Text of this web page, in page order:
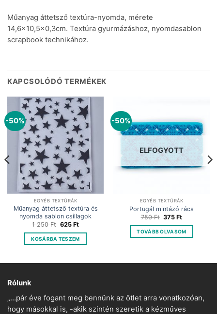
Műanyag áttetsző textúra-nyomda, mérete
14,6×10,5×0,3cm. Textúra gyurmázáshoz, nyomdasablon
scrapbook technikához.
KAPCSOLÓDÓ TERMÉKEK
-50%
EGYÉB TEXTÚRÁK
Műanyag áttetsző textúra és
nyomda sablon csillagok
1 250Ft Original
was:
1
250 Ft.
625 FtCurrent
is:
625 Ft.
KOSÁRBA TESZEM
-50%
ELFOGYOTT
EGYÉB TEXTÚRÁK
Portugál mintázó rács
750Ft Original
was:
750 Ft.
375FtCurrent
is:
375 Ft.
TOVÁBB OLVASOM
Rólunk
„…pár éve fogant meg bennünk az ötlet arra vonatkozóan,
hogy másokkal is, -akik szintén szeretik a kézműves